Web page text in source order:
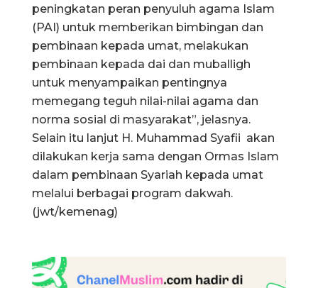
peningkatan peran penyuluh agama Islam
(PAI) untuk memberikan bimbingan dan
pembinaan kepada umat, melakukan
pembinaan kepada dai dan muballigh
untuk menyampaikan pentingnya
memegang teguh nilai-nilai agama dan
norma sosial di masyarakat”, jelasnya.
Selain itu lanjut H. Muhammad Syafii akan
dilakukan kerja sama dengan Ormas Islam
dalam pembinaan Syariah kepada umat
melalui berbagai program dakwah.
(jwt/kemenag)